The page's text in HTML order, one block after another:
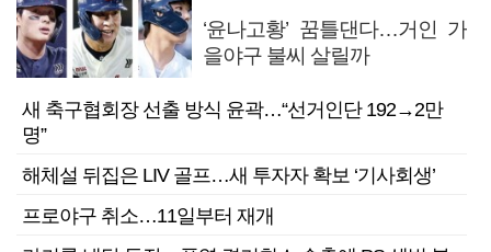
‘윤나고황’ 꿈틀댄다…거인 가
을야구 불씨 살릴까
새 축구협회장 선출 방식 윤곽…“선거인단 192→2만
명”
해체설 뒤집은 LIV 골프…새 투자자 확보 ‘기사회생’
프로야구 취소…11일부터 재개